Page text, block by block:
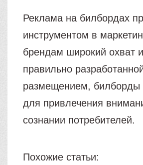
Реклама на билбордах
инструментом в
брендам широкий охват
правильно
размещением, билборды
для привлечения
сознании потребителей.
Похожие статьи: